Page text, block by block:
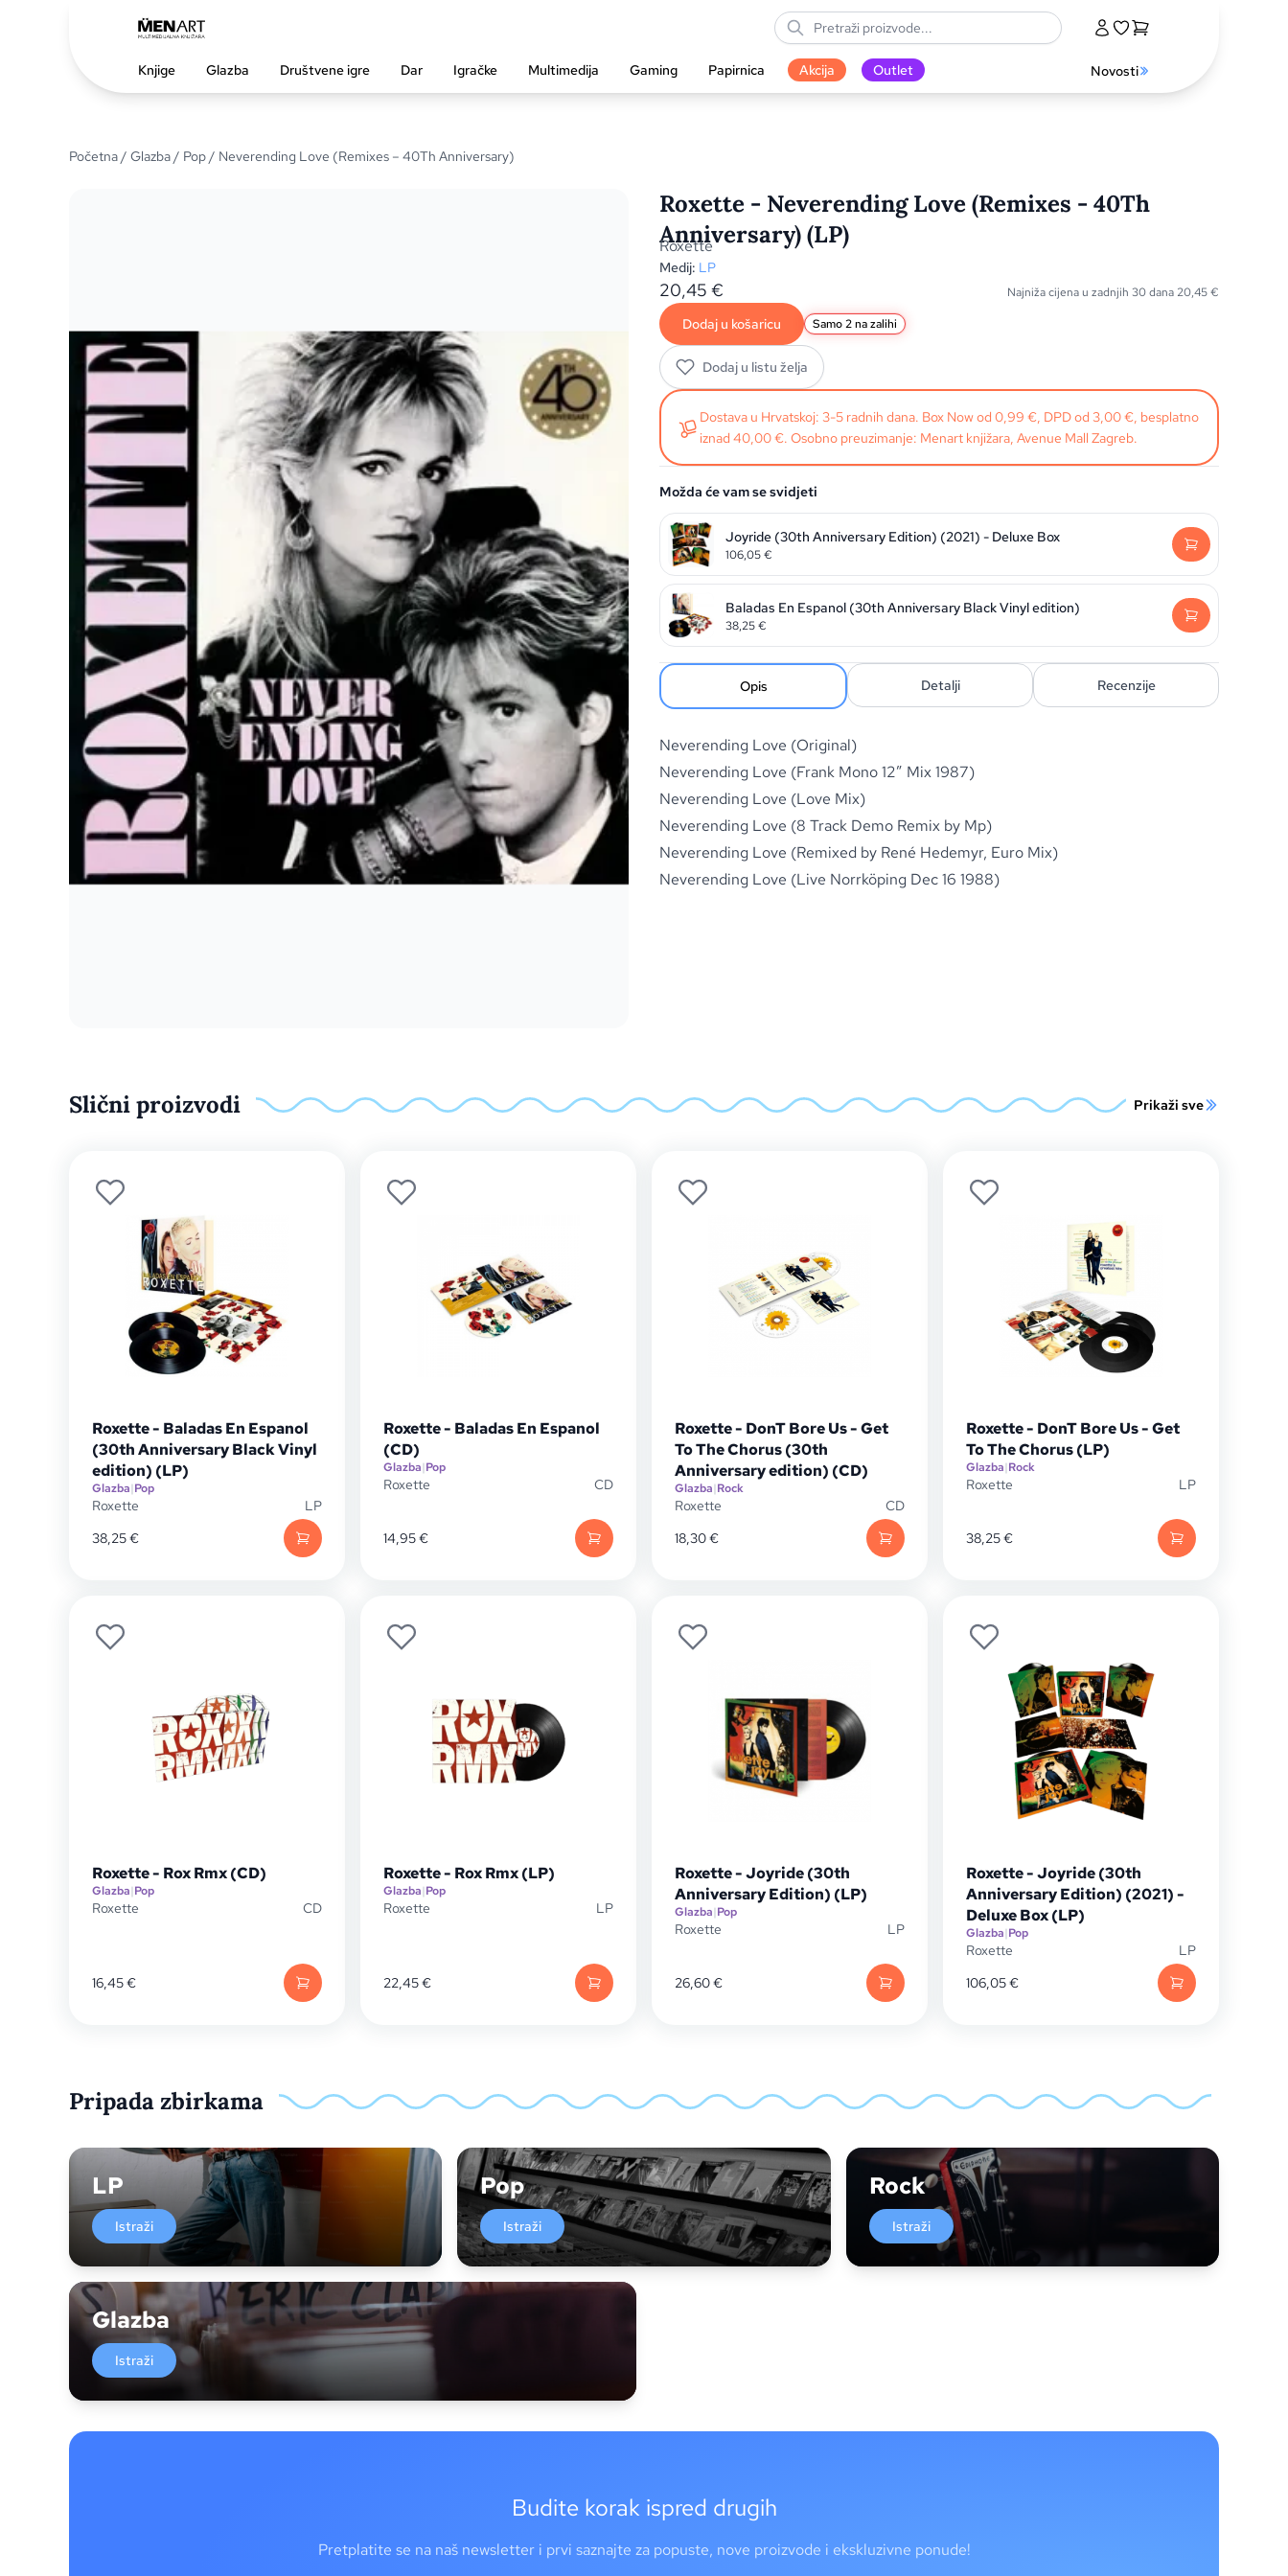
Knjige Glazba Društvene igre Dar Igračke Multimedija Gaming Papirnica Akcija Outlet Novosti
Početna/ Glazba/ Pop/ Neverending Love (Remixes – 40Th Anniversary)
Roxette - Neverending Love (Remixes - 40Th
Anniversary) (LP)
Roxette
Medij: LP
20,45 € Najniža cijena u zadnjih 30 dana 20,45€
Dodaj u košaricu Samo 2 na zalihi
Dodaj u listu želja
Dostava u Hrvatskoj: 3-5 radnih dana. Box Now od 0,99 €, DPD od 3,00 €, besplatno
iznad 40,00 €. Osobno preuzimanje: Menart knjižara, Avenue Mall Zagreb.
Možda će vam se svidjeti
Joyride (30th Anniversary Edition) (2021) - Deluxe Box
106,05€
Baladas En Espanol (30th Anniversary Black Vinyl edition)
38,25€
Opis Detalji Recenzije
Neverending Love (Original)
Neverending Love (Frank Mono 12” Mix 1987)
Neverending Love (Love Mix)
Neverending Love (8 Track Demo Remix by Mp)
Neverending Love (Remixed by René Hedemyr, Euro Mix)
Neverending Love (Live Norrköping Dec 16 1988)
Slični proizvodi Prikaži sve
Roxette - Baladas En Espanol
(30th Anniversary Black Vinyl
edition) (LP)
Glazba|Pop
Roxette
LP
38,25€
Roxette - Baladas En Espanol
(CD)
Glazba|Pop
Roxette CD
14,95€
Roxette - DonT Bore Us - Get
To The Chorus (30th
Anniversary edition) (CD)
Glazba|Rock
Roxette
CD
18,30€
Roxette - DonT Bore Us - Get
To The Chorus (LP)
Glazba|Rock
Roxette LP
38,25€
Roxette - Rox Rmx (CD)
Glazba|Pop
Roxette CD
16,45€
Roxette - Rox Rmx (LP)
Glazba|Pop
Roxette LP
22,45€
Roxette - Joyride (30th
Anniversary Edition) (LP)
Glazba|Pop
Roxette LP
26,60€
Roxette - Joyride (30th
Anniversary Edition) (2021) -
Deluxe Box (LP)
Glazba|Pop
Roxette
LP
106,05€
Pripada zbirkama
LP
Istraži
Pop
Istraži
Rock
Istraži
Glazba
Istraži
Budite korak ispred drugih
Pretplatite se na naš newsletter i prvi saznajte za popuste, nove proizvode i ekskluzivne ponude!